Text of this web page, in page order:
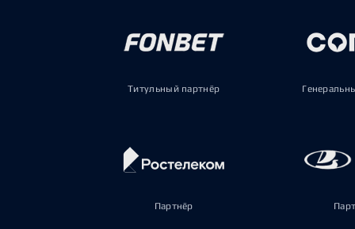
Титульный партнёр
Партнёр